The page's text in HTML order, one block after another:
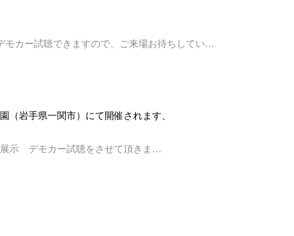
モカー試聴できますので、ご来場お待ちしてい…
（岩手県一関市）にて開催されます、
展示 デモカー試聴をさせて頂きま…